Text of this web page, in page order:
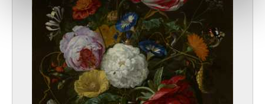
notre site avec nos partenaires de médias sociaux, de
publicité et d'analyse, qui peuvent combiner celles-ci
avec d'autres informations que vous leur avez fournies
ou qu'ils ont collectées lors de votre utilisation de leurs
services.